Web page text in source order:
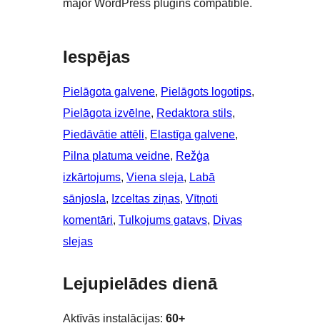
major WordPress plugins compatible.
Iespējas
Pielāgota galvene, Pielāgots logotips
Pielāgota izvēlne, Redaktora stils
Piedāvātie attēli, Elastīga galvene
Pilna platuma veidne, Režģa
izkārtojums, Viena sleja, Labā
sānjosla, Izceltas ziņas, Vītņoti
komentāri, Tulkojums gatavs, Divas
slejas
Lejupielādes dienā
Aktīvās instalācijas: 60+